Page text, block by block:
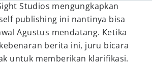
Studios mengungkapkan
publishing ini nantinya bisa
Agustus mendatang. Ketika
berita ini, juru bicara
untuk memberikan klarifikasi.